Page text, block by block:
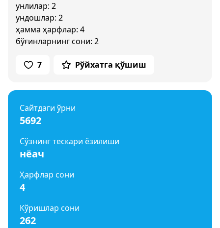
унлилар: 2
ундошлар: 2
ҳамма ҳарфлар: 4
бўғинларнинг сони: 2
7 Рўйхатга қўшиш
Сайтдаги ўрни
5692
Сўзнинг тескари ёзилиши
нёач
Ҳарфлар сони
4
Кўришлар сони
262